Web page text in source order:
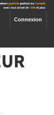
Connexion